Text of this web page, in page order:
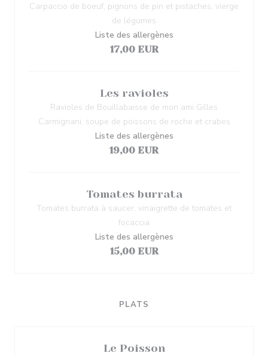
Carpaccio de boeuf, pignons de pin et pistaches, vierge
de légumes
Liste des allergènes
17,00 EUR
Les ravioles
Ravioles de Bouillabaisse de mon ami Gilles
Carmignani, soupe de poissons de roche et crabes
Liste des allergènes
19,00 EUR
Tomates burrata
Tomates burrata à saucer, vinaigrette de tomates et
focaccia
Liste des allergènes
15,00 EUR
PLATS
Le Poisson